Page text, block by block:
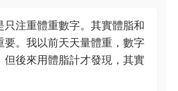
只注重體重數字。其實體脂和
要。我以前天天量體重，數字
但後來用體脂計才發現，其實